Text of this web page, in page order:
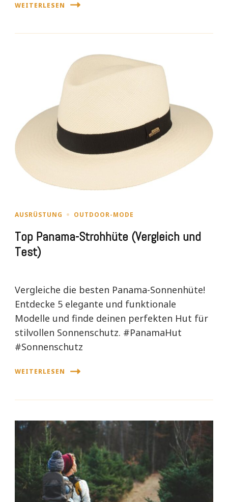
WEITERLESEN
AUSRÜSTUNG OUTDOOR-MODE
Top Panama-Strohhüte (Vergleich und
Test)
Vergleiche die besten Panama-Sonnenhüte!
Entdecke 5 elegante und funktionale
Modelle und finde deinen perfekten Hut für
stilvollen Sonnenschutz. #PanamaHut
#Sonnenschutz
WEITERLESEN